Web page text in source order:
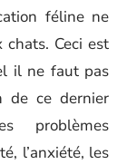
féline ne
Ceci est
il ne faut pas
de ce dernier
problèmes
l’anxiété, les